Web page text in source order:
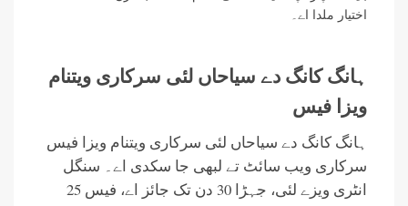
اختیار ملدا اے۔
ہانگ کانگ دے سیاحاں لئی سرکاری ویتنام
ویزا فیس
ہانگ کانگ دے سیاحاں لئی سرکاری ویتنام ویزا فیس
سرکاری ویب سائٹ تے لبھی جا سکدی اے۔ سنگل
انٹری ویزے لئی، جہڑا 30 دن تک جائز اے، فیس 25